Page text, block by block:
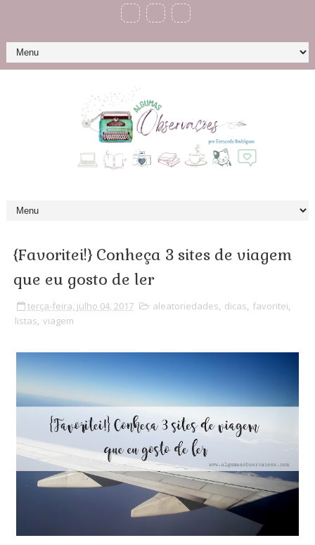
{Favoritei!} Conheça 3 sites de viagem
que eu gosto de ler
terça-feira, julho 04, 2017 aleatoriedades, dicas, favoritei,
listas, viagem